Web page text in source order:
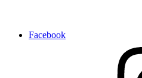
Facebook